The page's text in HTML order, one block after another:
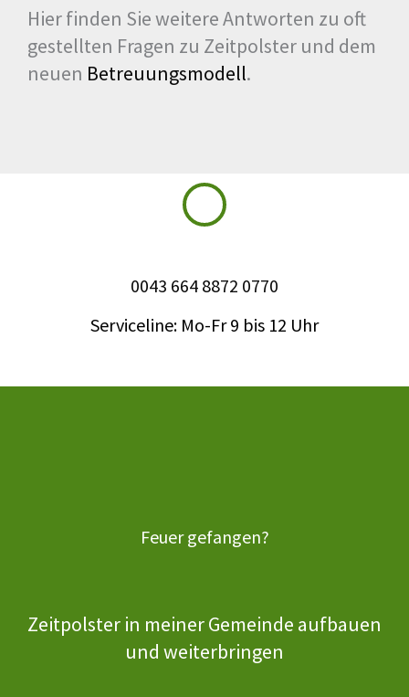
Hier finden Sie weitere Antworten zu oft
gestellten Fragen zu Zeitpolster und dem
neuen Betreuungsmodell.
0043 664 8872 0770
Serviceline: Mo-Fr 9 bis 12 Uhr
Feuer gefangen?
Zeitpolster in meiner Gemeinde aufbauen
und weiterbringen